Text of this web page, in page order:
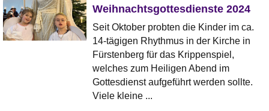
Weihnachtsgottesdienste 2024
Seit Oktober probten die Kinder im ca.
14-tägigen Rhythmus in der Kirche in
Fürstenberg für das Krippenspiel,
welches zum Heiligen Abend im
Gottesdienst aufgeführt werden sollte.
Viele kleine ...